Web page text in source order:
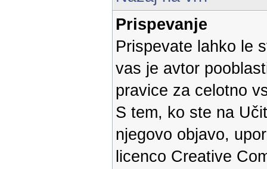
Prispevanje
Prispevate lahko le
vas je avtor
pravice za celotno
S tem, ko ste na
njegovo objavo,
licenco Creative